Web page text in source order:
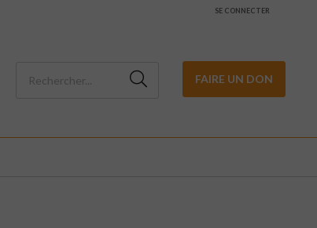
SE CONNECTER
FAIRE UN DON